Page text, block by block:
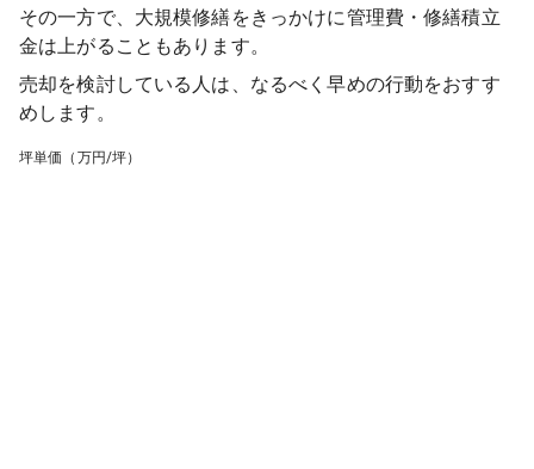
その一方で、大規模修繕をきっかけに管理費・修繕積立
金は上がることもあります。
売却を検討している人は、なるべく早めの行動をおすす
めします。
坪単価（万円/坪）